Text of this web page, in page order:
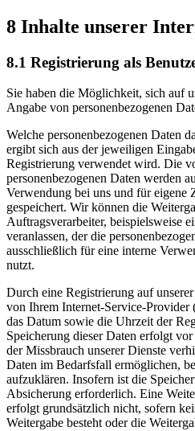
8 Inhalte unserer
8.1 Registrierung als
Sie haben die Möglichkeit, sich auf
Angabe von personenbezogenen
Welche personenbezogenen Daten
ergibt sich aus der jeweiligen
Registrierung verwendet wird. Die
personenbezogenen Daten werden
Verwendung bei uns und für eigene
gespeichert. Wir können die
Auftragsverarbeiter, beispielsweise
veranlassen, der die
ausschließlich für eine interne
nutzt.
Durch eine Registrierung auf
von Ihrem Internet-Service-Provider
das Datum sowie die Uhrzeit der
Speicherung dieser Daten erfolgt
der Missbrauch unserer Dienste
Daten im Bedarfsfall ermöglichen,
aufzuklären. Insofern ist die
Absicherung erforderlich. Eine
erfolgt grundsätzlich nicht, sofern
Weitergabe besteht oder die